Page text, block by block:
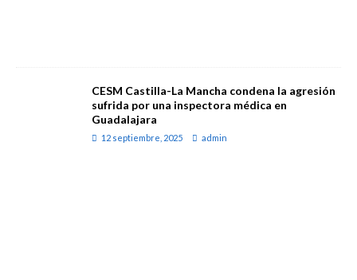
CESM Castilla-La Mancha condena la agresión
sufrida por una inspectora médica en
Guadalajara
12 septiembre, 2025 admin